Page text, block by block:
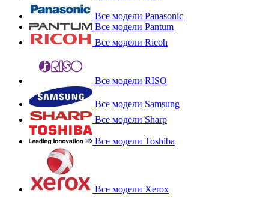
Все модели Panasonic
Все модели Pantum
Все модели Ricoh
Все модели RISO
Все модели Samsung
Все модели Sharp
Все модели Toshiba
Все модели Xerox